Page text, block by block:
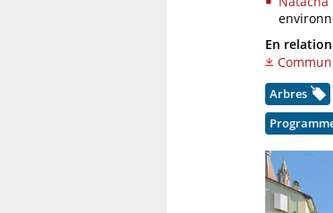
En relation
Arbres